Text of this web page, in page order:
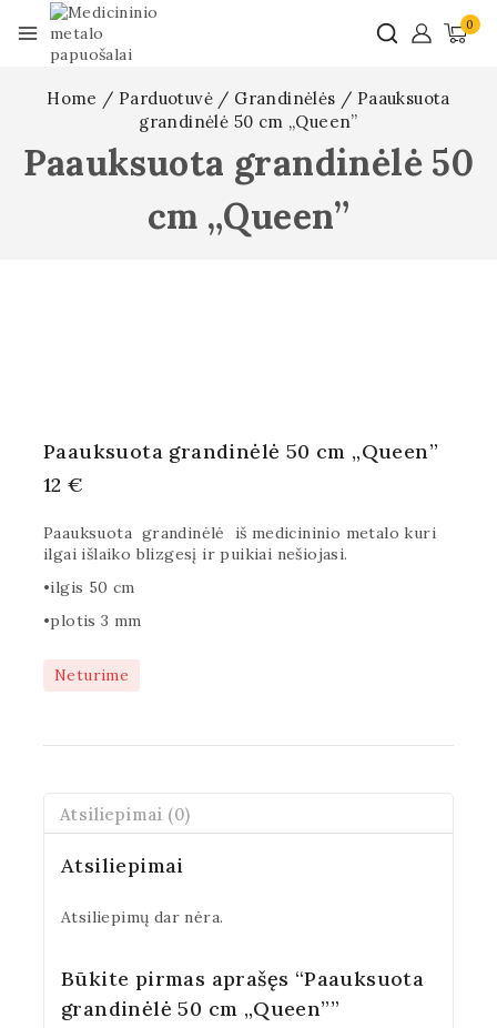
0
Home / Parduotuvė / Grandinėlės / Paauksuota
grandinėlė 50 cm „Queen”
Paauksuota grandinėlė 50
cm „Queen”
Paauksuota grandinėlė 50 cm „Queen”
12€
Paauksuota grandinėlė iš medicininio metalo kuri
ilgai išlaiko blizgesį ir puikiai nešiojasi.
•ilgis 50 cm
•plotis 3 mm
Neturime
Atsiliepimai (0)
Atsiliepimai
Atsiliepimų dar nėra.
Būkite pirmas aprašęs “Paauksuota
grandinėlė 50 cm „Queen””